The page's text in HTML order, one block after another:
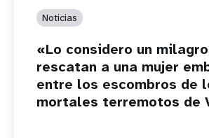
Noticias
«Lo considero un
rescatan a una mujer
entre los escombros de
mortales terremotos de